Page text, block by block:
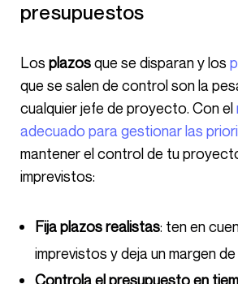
presupuestos
Los plazosque se disparan y los
que se salen de control son la
cualquier jefe de proyecto. Con el
adecuado para gestionar las
mantener el control de tu
imprevistos:
Fija plazos realistas: ten en
imprevistos y deja un margen
Controla el presupuesto en